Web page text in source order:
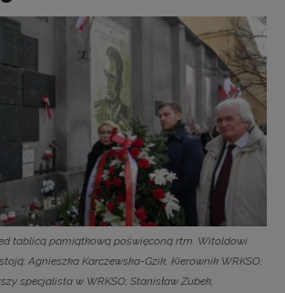
tablicą pamiątkową poświęconą rtm. Witoldowi
Agnieszka Karczewska-Gzik, Kierownik WRKSO;
specjalista w WRKSO; Stanisław Zubek,